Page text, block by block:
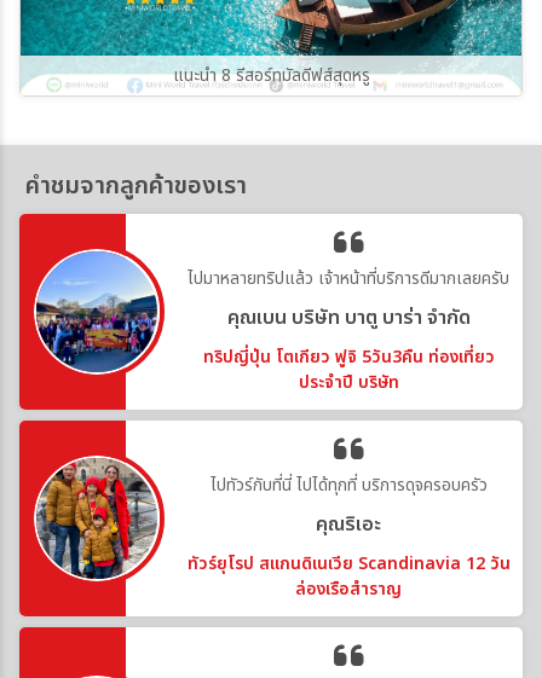
แนะนำ 8 รีสอร์ทมัลดีฟส์สุดหรู
คำชมจากลูกค้าของเรา
ไปมาหลายทริปแล้ว เจ้าหน้าที่บริการดีมากเลยครับ
คุณเบน บริษัท บาตู บาร่า จำกัด
ทริปญี่ปุ่น โตเกียว ฟูจิ 5วัน3คืน ท่องเที่ยว
ประจำปี บริษัท
ไปทัวร์กับที่นี่ ไปได้ทุกที่ บริการดุจครอบครัว
คุณริเอะ
ทัวร์ยุโรป สแกนดิเนเวีย Scandinavia 12 วัน
ล่องเรือสำราญ